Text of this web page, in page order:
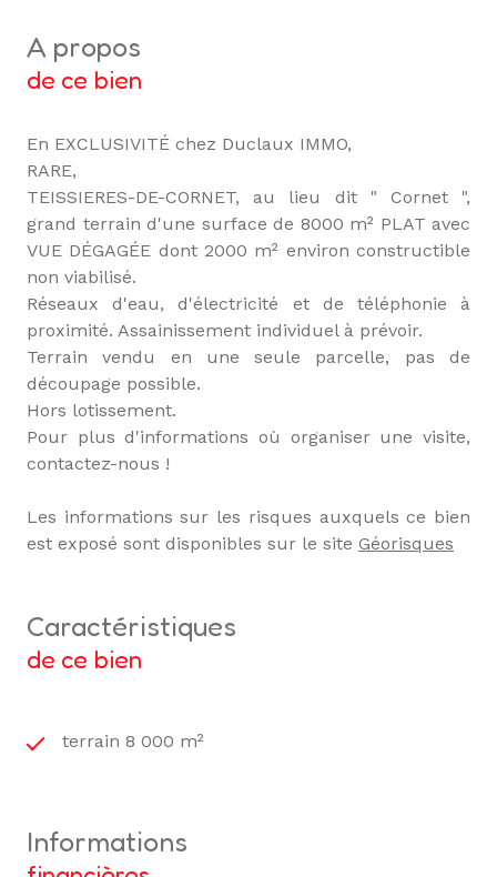
a propos
de ce bien
En EXCLUSIVITÉ chez Duclaux IMMO,
RARE,
TEISSIERES-DE-CORNET, au lieu dit " Cornet ",
grand terrain d'une surface de 8000 m² PLAT avec
VUE DÉGAGÉE dont 2000 m² environ constructible
non viabilisé.
Réseaux d'eau, d'électricité et de téléphonie à
proximité. Assainissement individuel à prévoir.
Terrain vendu en une seule parcelle, pas de
découpage possible.
Hors lotissement.
Pour plus d'informations où organiser une visite,
contactez-nous !
Les informations sur les risques auxquels ce bien
est exposé sont disponibles sur le site Géorisques
caractéristiques
de ce bien
terrain 8 000 m²
informations